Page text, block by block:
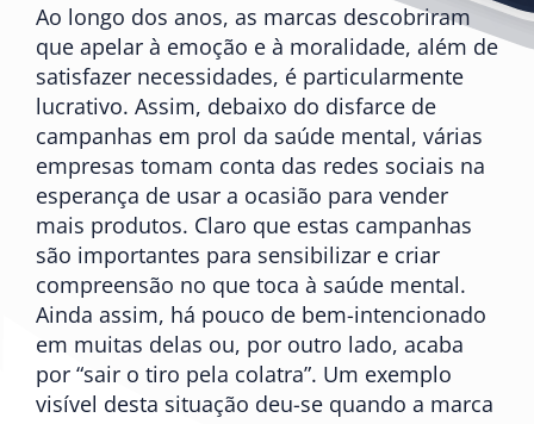
Ao longo dos anos, as marcas descobriram
que apelar à emoção e à moralidade, além de
satisfazer necessidades, é particularmente
lucrativo. Assim, debaixo do disfarce de
campanhas em prol da saúde mental, várias
empresas tomam conta das redes sociais na
esperança de usar a ocasião para vender
mais produtos. Claro que estas campanhas
são importantes para sensibilizar e criar
compreensão no que toca à saúde mental.
Ainda assim, há pouco de bem-intencionado
em muitas delas ou, por outro lado, acaba
por “sair o tiro pela colatra”. Um exemplo
visível desta situação deu-se quando a marca